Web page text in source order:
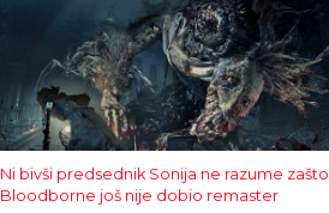
Ni bivši predsednik Sonija ne razume zašto
Bloodborne još nije dobio remaster